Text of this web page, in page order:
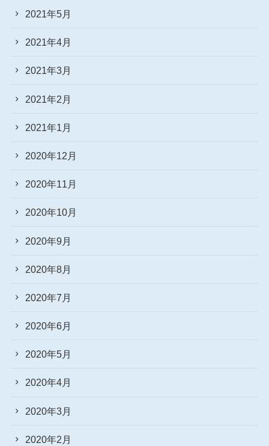
2021年5月
2021年4月
2021年3月
2021年2月
2021年1月
2020年12月
2020年11月
2020年10月
2020年9月
2020年8月
2020年7月
2020年6月
2020年5月
2020年4月
2020年3月
2020年2月